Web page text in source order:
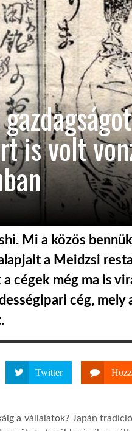
is volt
Mi a közös
a Meidzsi
cégek még ma is
cég, mely
Twitter
a vállalatok? Japán